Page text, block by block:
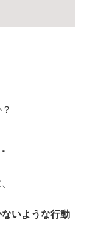
いような行動